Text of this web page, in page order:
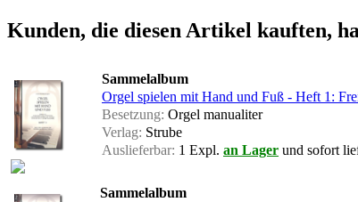
Kunden, die diesen Artikel kauften,
Sammelalbum
Orgel spielen mit Hand und Fuß - Heft 1:
Besetzung: Orgel manualiter
Verlag: Strube
Auslieferbar: 1 Expl. an Lager und sofort
Sammelalbum